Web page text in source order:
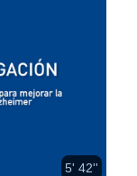
5' 42''